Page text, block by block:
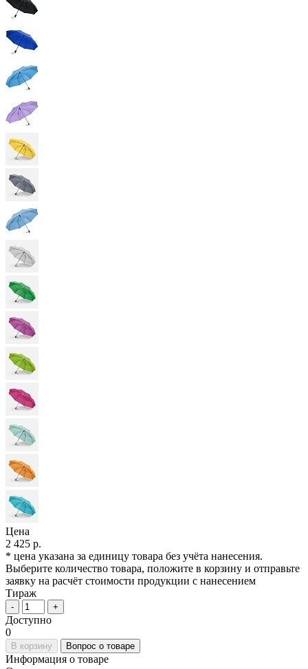
Цена
2 425 р.
* цена указана за единицу товара без учёта нанесения.
Выберите количество товара, положите в корзину и отправьте
заявку на расчёт стоимости продукции с нанесением
Тираж
- +
Доступно
0
В корзину Вопрос о товаре
Информация о товаре